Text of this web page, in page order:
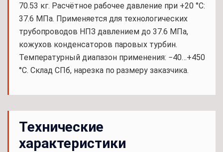
70.53 кг. Расчётное рабочее давление при +20 °С:
37.6 МПа. Применяется для технологических
трубопроводов НПЗ давлением до 37.6 МПа,
кожухов конденсаторов паровых турбин.
Температурный диапазон применения: −40…+450
°С. Склад СПб, нарезка по размеру заказчика.
Технические
характеристики